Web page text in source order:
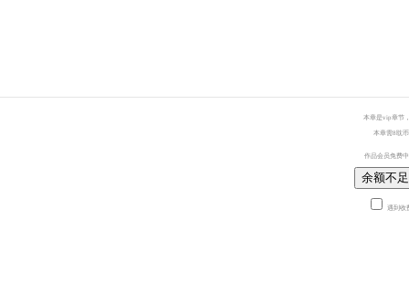
本章是vip章节
本章需8耽
作品会员免费中
余额不
遇到收